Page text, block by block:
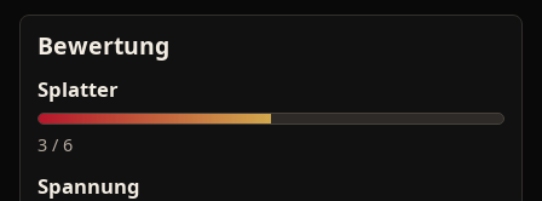
Bewertung
Splatter
3 / 6
Spannung